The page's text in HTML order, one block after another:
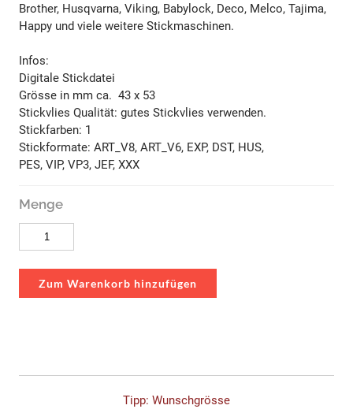
Brother, Husqvarna, Viking, Babylock, Deco, Melco, Tajima,
Happy und viele weitere Stickmaschinen.
​Infos:
Digitale Stickdatei
Grösse in mm ca. 43 x 53
Stickvlies Qualität: gutes Stickvlies verwenden.
Stickfarben: 1
Stickformate: ART_V8, ART_V6, EXP, DST, HUS,
PES, VIP, VP3, JEF, XXX
Menge
Zum Warenkorb hinzufügen
Tipp: Wunschgrösse